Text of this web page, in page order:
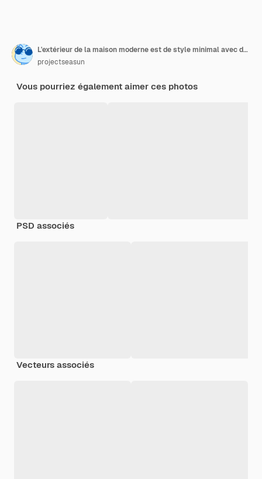
L'extérieur de la maison moderne est de style minimal avec du béton blanc et du bois
projectseasun
Vous pourriez également aimer ces photos
PSD associés
Vecteurs associés